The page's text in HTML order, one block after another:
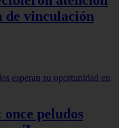
de vinculación
once peludos